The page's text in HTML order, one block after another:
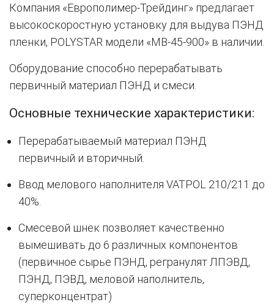
Компания «Европолимер-Трейдинг» предлагает
высокоскоростную установку для выдува ПЭНД
пленки, POLYSTAR модели «MB-45-900» в наличии.
Оборудование способно перерабатывать
первичный материал ПЭНД и смеси.
Основные технические характеристики:
Перерабатываемый материал ПЭНД
первичный и вторичный.
Ввод мелового наполнителя VATPOL 210/211 до
40%.
Смесевой шнек позволяет качественно
вымешивать до 6 различных компонентов
(первичное сырье ПЭНД, регранулят ЛПЭВД,
ПЭНД, ПЭВД, меловой наполнитель,
суперконцентрат)